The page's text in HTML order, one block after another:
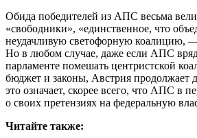
Обида победителей из АПС весьма
«свободники», «единственное, что
неудачливую светофорную коалицию,
Но в любом случае, даже если АПС
парламенте помешать центристской
бюджет и законы, Австрия продолжает
это означает, скорее всего, что АПС в
о своих претензиях на федеральную
Читайте также: